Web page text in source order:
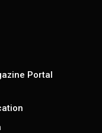
Portal